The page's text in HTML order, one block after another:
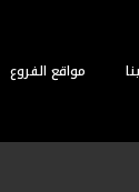
مواقع الفروع